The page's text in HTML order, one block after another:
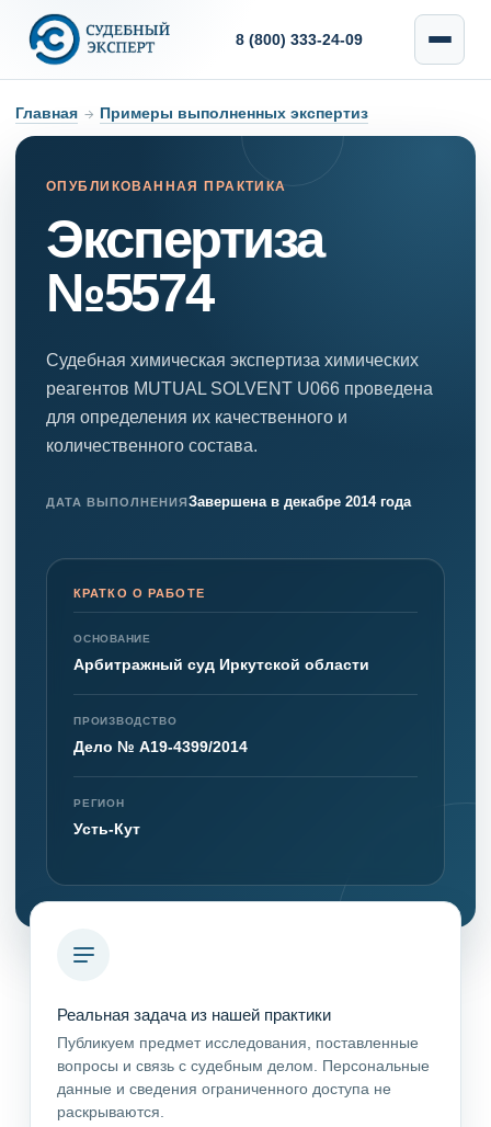
8 (800) 333-24-09
Главная → Примеры выполненных экспертиз
ОПУБЛИКОВАННАЯ ПРАКТИКА
Экспертиза
№5574
Судебная химическая экспертиза химических
реагентов MUTUAL SOLVENT U066 проведена
для определения их качественного и
количественного состава.
ДАТА ВЫПОЛНЕНИЯЗавершена в декабре 2014 года
КРАТКО О РАБОТЕ
ОСНОВАНИЕ
Арбитражный суд Иркутской области
ПРОИЗВОДСТВО
Дело № А19-4399/2014
РЕГИОН
Усть-Кут
Реальная задача из нашей практики
Публикуем предмет исследования, поставленные
вопросы и связь с судебным делом. Персональные
данные и сведения ограниченного доступа не
раскрываются.